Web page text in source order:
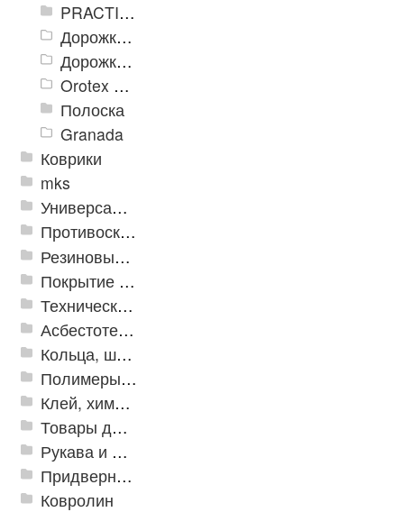
PRACTICAL
Дорожка влаговпитывающая Лидер XL
Дорожки «Фаворит»
Orotex GIN
Полоска
Granada
Коврики
mks
Универсальные модульные покрытия
Противоскользящая защита для лестниц, профили, ленты
Резиновые и ПВХ дорожки
Покрытие из резиновой крошки
Техническая резина
Асбестотехнические и теплоизоляционные материалы
Кольца, шайбы, манжеты
Полимеры и пластики
Клей, химия, сопутствующие товары
Товары для дома
Рукава и шланги промышленные
Придверные решетки
Ковролин